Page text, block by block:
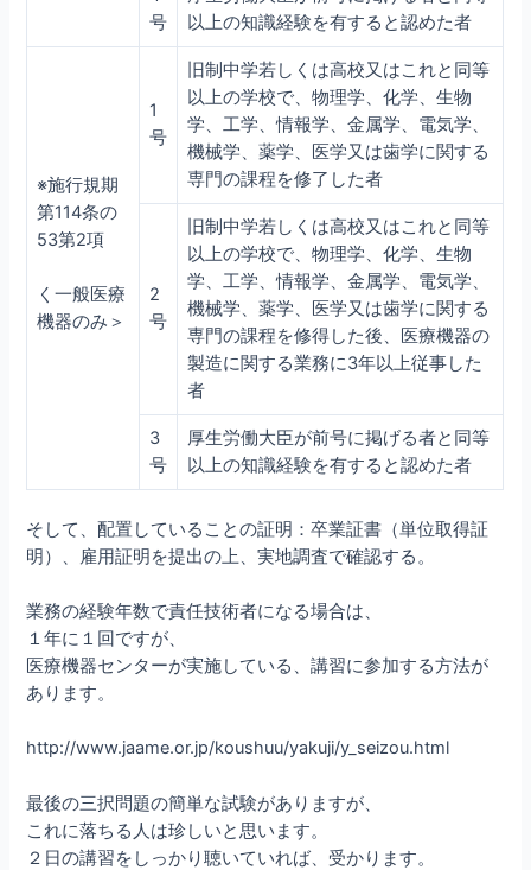
号
以上の知識経験を有すると認めた者
※施行規期
第114条の
53第2項
く一般医療
機器のみ＞
1
号
旧制中学若しくは高校又はこれと同等
以上の学校で、物理学、化学、生物
学、工学、情報学、金属学、電気学、
機械学、薬学、医学又は歯学に関する
専門の課程を修了した者
2
号
旧制中学若しくは高校又はこれと同等
以上の学校で、物理学、化学、生物
学、工学、情報学、金属学、電気学、
機械学、薬学、医学又は歯学に関する
専門の課程を修得した後、医療機器の
製造に関する業務に3年以上従事した
者
3
号
厚生労働大臣が前号に掲げる者と同等
以上の知識経験を有すると認めた者
そして、配置していることの証明：卒業証書（単位取得証
明）、雇用証明を提出の上、実地調査で確認する。
業務の経験年数で責任技術者になる場合は、
１年に１回ですが、
医療機器センターが実施している、講習に参加する方法が
あります。
http://www.jaame.or.jp/koushuu/yakuji/y_seizou.html
最後の三択問題の簡単な試験がありますが、
これに落ちる人は珍しいと思います。
２日の講習をしっかり聴いていれば、受かります。